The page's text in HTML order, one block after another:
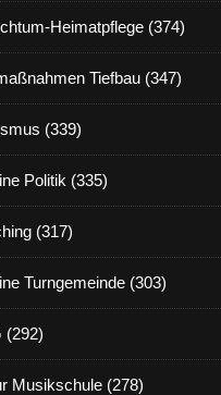
Heimatpflege (374)
Tiefbau (347)
(339)
Politik (335)
(317)
Turngemeinde (303)
(292)
Musikschule (278)